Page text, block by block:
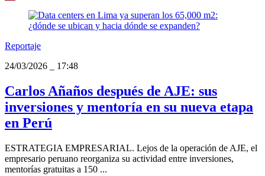
Reportaje
24/03/2026
17:48
Carlos Añaños después de AJE: sus
inversiones y mentoría en su nueva etapa
en Perú
ESTRATEGIA EMPRESARIAL. Lejos de la operación de AJE, el
empresario peruano reorganiza su actividad entre inversiones,
mentorías gratuitas a 150 ...